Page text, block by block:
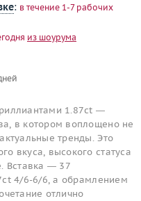
: в течение 1-7 рабочих
из шоурума
1.87ct —
в котором воплощено не
тренды. Это
вкуса, высокого статуса
Вставка — 37
4/6-6/6, а обрамлением
отлично